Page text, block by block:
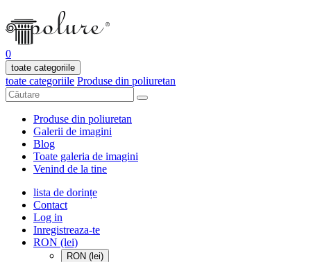
0
toate categoriile
toate categoriile Produse din poliuretan
Produse din poliuretan
Galerii de imagini
Blog
Toate galeria de imagini
Venind de la tine
lista de dorințe
Contact
Log in
Inregistreaza-te
RON (lei)
RON (lei)